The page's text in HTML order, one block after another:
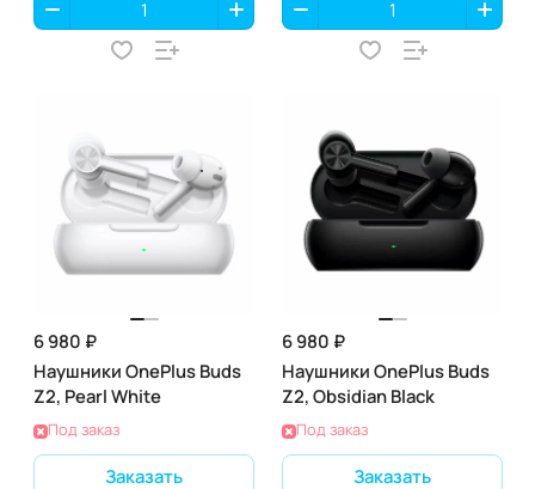
6 980 ₽
Наушники OnePlus Buds
Z2, Pearl White
Под заказ
Заказать
6 980 ₽
Наушники OnePlus Buds
Z2, Obsidian Black
Под заказ
Заказать